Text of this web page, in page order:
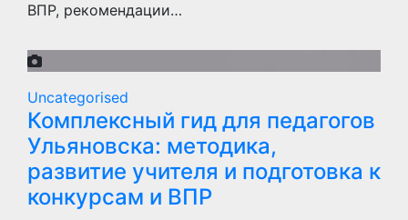
ВПР, рекомендации…
Uncategorised
Комплексный гид для педагогов
Ульяновска: методика,
развитие учителя и подготовка к
конкурсам и ВПР